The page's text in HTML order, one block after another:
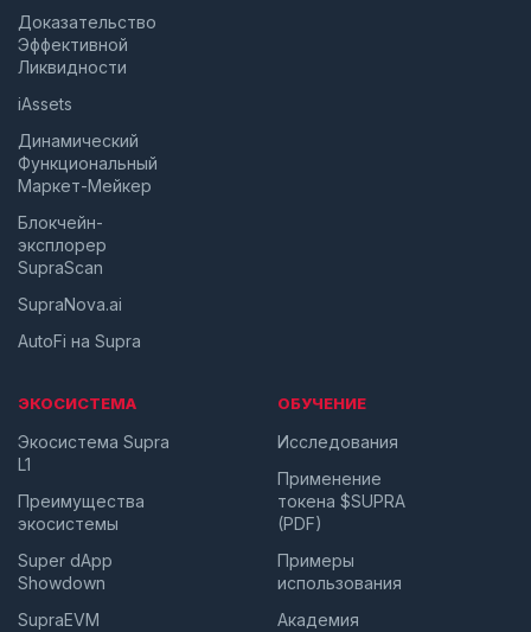
Доказательство
Эффективной
Ликвидности
iAssets
Динамический
Функциональный
Маркет-Мейкер
Блокчейн-
эксплорер
SupraScan
SupraNova.ai
AutoFi на Supra
ЭКОСИСТЕМА
Экосистема Supra
L1
Преимущества
экосистемы
Super dApp
Showdown
SupraEVM
ОБУЧЕНИЕ
Исследования
Применение
токена $SUPRA
(PDF)
Примеры
использования
Академия